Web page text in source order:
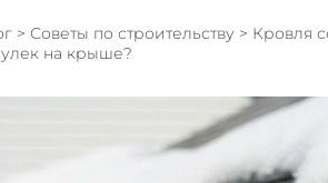
> Советы по строительству > Кровля
на крыше?